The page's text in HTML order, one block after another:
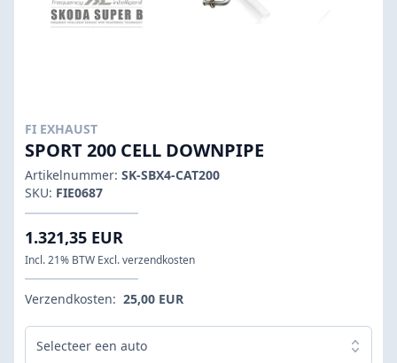
FI EXHAUST
SPORT 200 CELL DOWNPIPE
Artikelnummer: SK-SBX4-CAT200
SKU: FIE0687
1.321,35 EUR
Incl. 21% BTW Excl. verzendkosten
Verzendkosten: 25,00 EUR
Selecteer een auto